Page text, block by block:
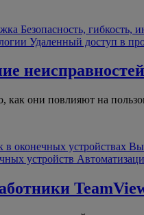
Безопасность, гибкость,
Удаленный доступ в
неисправностей
как они повлияют на
в оконечных устройствах
устройств